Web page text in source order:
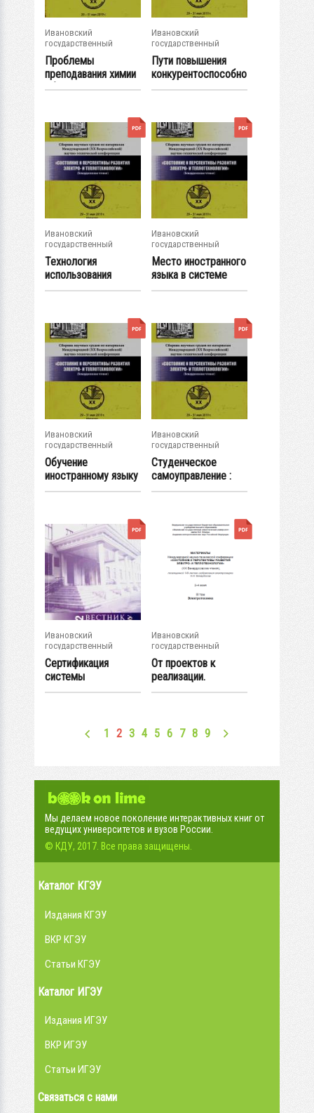
Ивановский
государственный
энергетический...
Проблемы
преподавания химии
обучающимся по...
Ивановский
государственный
энергетический...
Пути повышения
конкурентоспособно
сти основных...
Ивановский
государственный
энергетический...
Технология
использования
видеоматериалов
Ивановский
государственный
энергетический...
Место иностранного
языка в системе
подготовки...
Ивановский
государственный
энергетический...
Обучение
иностранному языку
в техническом вузе
Ивановский
государственный
энергетический...
Студенческое
самоуправление :
переосмысление...
Ивановский
государственный
энергетический...
Сертификация
системы
менеджмента
Ивановский
государственный
энергетический...
От проектов к
реализации.
Современный
1 2 3 4 5 6 7 8 9
Мы делаем новое поколение интерактивных книг от
ведущих университетов и вузов России.
© КДУ, 2017. Все права защищены.
Каталог КГЭУ
Издания КГЭУ
ВКР КГЭУ
Статьи КГЭУ
Каталог ИГЭУ
Издания ИГЭУ
ВКР ИГЭУ
Статьи ИГЭУ
Связаться с нами